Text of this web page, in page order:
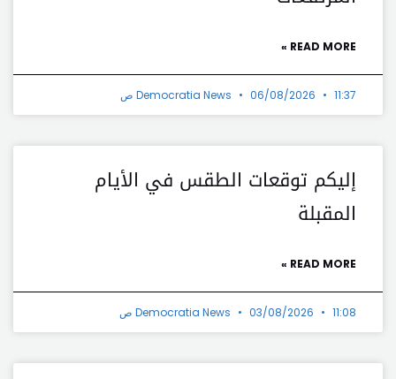
READ MORE »
Democratia News 06/08/2026 11:37 ص
إليكم توقعات الطقس في الأيام
المقبلة
READ MORE »
Democratia News 03/08/2026 11:08 ص